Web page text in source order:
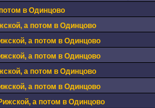
в Одинцово
а потом в Одинцово
а потом в Одинцово
а потом в Одинцово
а потом в Одинцово
а потом в Одинцово
а потом в Одинцово